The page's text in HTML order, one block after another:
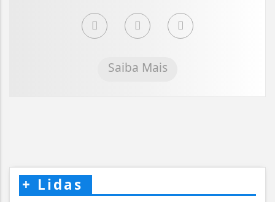
Saiba Mais
+ Lidas